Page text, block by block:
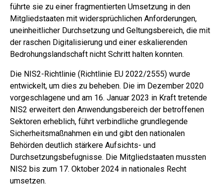
führte sie zu einer fragmentierten Umsetzung in den
Mitgliedstaaten mit widersprüchlichen Anforderungen,
uneinheitlicher Durchsetzung und Geltungsbereich, die mit
der raschen Digitalisierung und einer eskalierenden
Bedrohungslandschaft nicht Schritt halten konnten.
Die NIS2-Richtlinie (Richtlinie EU 2022/2555) wurde
entwickelt, um dies zu beheben. Die im Dezember 2020
vorgeschlagene und am 16. Januar 2023 in Kraft tretende
NIS2 erweitert den Anwendungsbereich der betroffenen
Sektoren erheblich, führt verbindliche grundlegende
Sicherheitsmaßnahmen ein und gibt den nationalen
Behörden deutlich stärkere Aufsichts- und
Durchsetzungsbefugnisse. Die Mitgliedstaaten mussten
NIS2 bis zum 17. Oktober 2024 in nationales Recht
umsetzen.